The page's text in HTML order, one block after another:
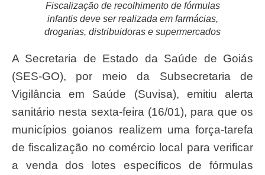
Fiscalização de recolhimento de fórmulas
infantis deve ser realizada em farmácias,
drogarias, distribuidoras e supermercados
A Secretaria de Estado da Saúde de Goiás
(SES-GO), por meio da Subsecretaria de
Vigilância em Saúde (Suvisa), emitiu alerta
sanitário nesta sexta-feira (16/01), para que os
municípios goianos realizem uma força-tarefa
de fiscalização no comércio local para verificar
a venda dos lotes específicos de fórmulas